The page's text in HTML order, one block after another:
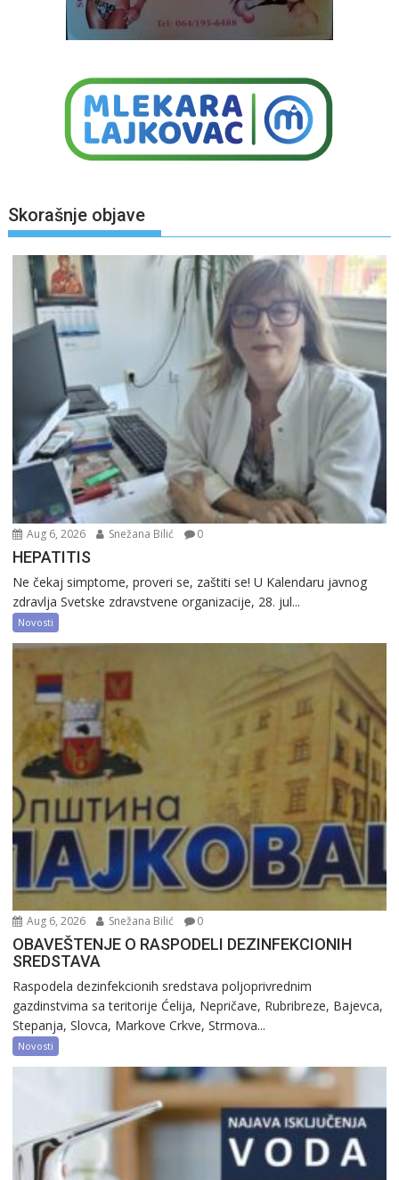
Skorašnje objave
Aug 6, 2026 Snežana Bilić 0
HEPATITIS
Ne čekaj simptome, proveri se, zaštiti se! U Kalendaru javnog
zdravlja Svetske zdravstvene organizacije, 28. jul...
Novosti
Aug 6, 2026 Snežana Bilić 0
OBAVEŠTENJE O RASPODELI DEZINFEKCIONIH
SREDSTAVA
Raspodela dezinfekcionih sredstava poljoprivrednim
gazdinstvima sa teritorije Ćelija, Nepričave, Rubribreze, Bajevca,
Stepanja, Slovca, Markove Crkve, Strmova...
Novosti